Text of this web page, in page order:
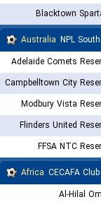
Blacktown
Australia NPL
Adelaide Comets
Campbelltown City
Modbury Vista
Flinders United
FFSA NTC
Africa CECAFA
Al-Hilal